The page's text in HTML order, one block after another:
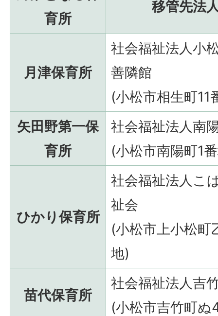
育所
移管先法
月津保育所
社会福祉法人小
善隣館
(小松市相生町11
矢田野第一保
育所
社会福祉法人南
(小松市南陽町1
ひかり保育所
社会福祉法人こ
祉会
(小松市上小松町
地)
苗代保育所
社会福祉法人吉
(小松市吉竹町ぬ